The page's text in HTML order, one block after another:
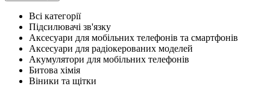
Всі категорії
Підсилювачі зв'язку
Аксесуари для мобільних телефонів та смартфонів
Аксесуари для радіокерованих моделей
Акумулятори для мобільних телефонів
Битова хімія
Віники та щітки